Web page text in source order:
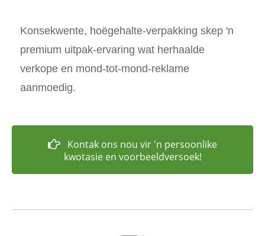
Konsekwente, hoëgehalte-verpakking skep 'n
premium uitpak-ervaring wat herhaalde
verkope en mond-tot-mond-reklame
aanmoedig.
Kontak ons ​​nou vir 'n persoonlike
kwotasie en voorbeeldversoek!